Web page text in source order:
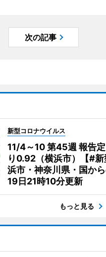
次の記事
新型コロナウイルス
11/4～10 第45週 報告
り0.92（横浜市）【#
浜市・神奈川県・国か
19日21時10分更新
もっと見る